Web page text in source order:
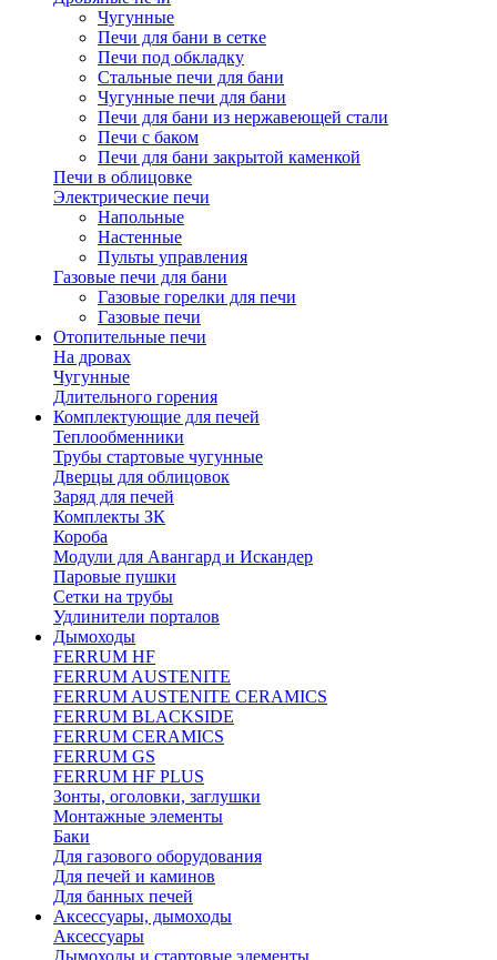
Чугунные
Печи для бани в сетке
Печи под обкладку
Стальные печи для бани
Чугунные печи для бани
Печи для бани из нержавеющей стали
Печи с баком
Печи для бани закрытой каменкой
Печи в облицовке
Электрические печи
Напольные
Настенные
Пульты управления
Газовые печи для бани
Газовые горелки для печи
Газовые печи
Отопительные печи
На дровах
Чугунные
Длительного горения
Комплектующие для печей
Теплообменники
Трубы стартовые чугунные
Дверцы для облицовок
Заряд для печей
Комплекты ЗК
Короба
Модули для Авангард и Искандер
Паровые пушки
Сетки на трубы
Удлинители порталов
Дымоходы
FERRUM HF
FERRUM AUSTENITE
FERRUM AUSTENITE CERAMICS
FERRUM BLACKSIDE
FERRUM CERAMICS
FERRUM GS
FERRUM HF PLUS
Зонты, оголовки, заглушки
Монтажные элементы
Баки
Для газового оборудования
Для печей и каминов
Для банных печей
Аксессуары, дымоходы
Аксессуары
Дымоходы и стартовые элементы